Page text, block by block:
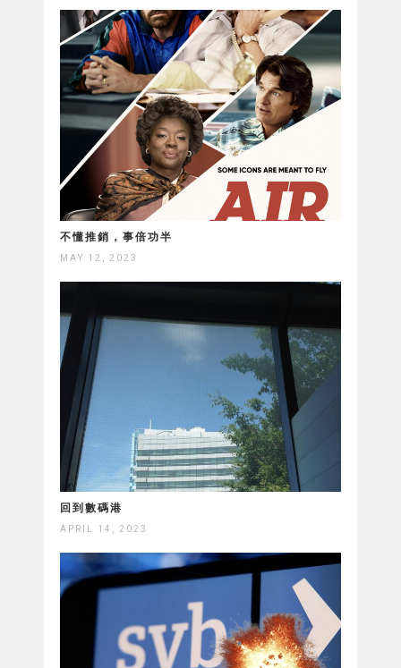
不懂推銷，事倍功半
MAY 12, 2023
回到數碼港
APRIL 14, 2023